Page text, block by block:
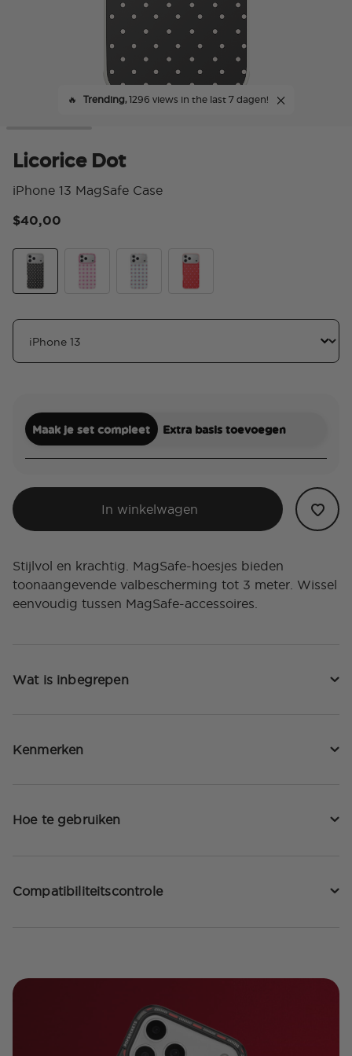
🔥 Trending,1296 views in the last 7 dagen!
Licorice Dot
iPhone 13 MagSafe Case
$40,00
Maak je set compleet Extra basis toevoegen
In winkelwagen
Stijlvol en krachtig. MagSafe-hoesjes bieden
toonaangevende valbescherming tot 3 meter. Wissel
eenvoudig tussen MagSafe-accessoires.
Wat is inbegrepen
Kenmerken
Hoe te gebruiken
Compatibiliteitscontrole